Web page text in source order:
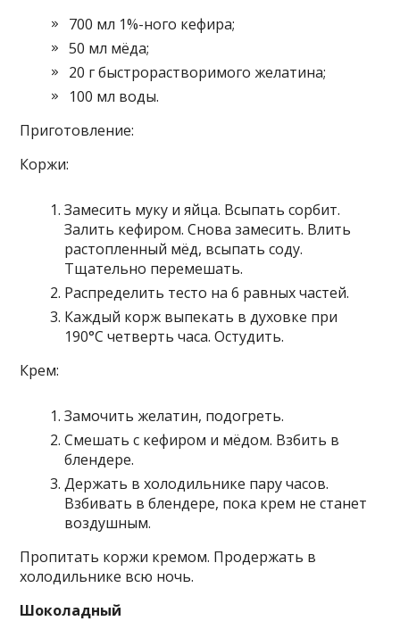
700 мл 1%-ного кефира;
50 мл мёда;
20 г быстрорастворимого желатина;
100 мл воды.
Приготовление:
Коржи:
Замесить муку и яйца. Всыпать сорбит.
Залить кефиром. Снова замесить. Влить
растопленный мёд, всыпать соду.
Тщательно перемешать.
Распределить тесто на 6 равных частей.
Каждый корж выпекать в духовке при
190°С четверть часа. Остудить.
Крем:
Замочить желатин, подогреть.
Смешать с кефиром и мёдом. Взбить в
блендере.
Держать в холодильнике пару часов.
Взбивать в блендере, пока крем не станет
воздушным.
Пропитать коржи кремом. Продержать в
холодильнике всю ночь.
Шоколадный